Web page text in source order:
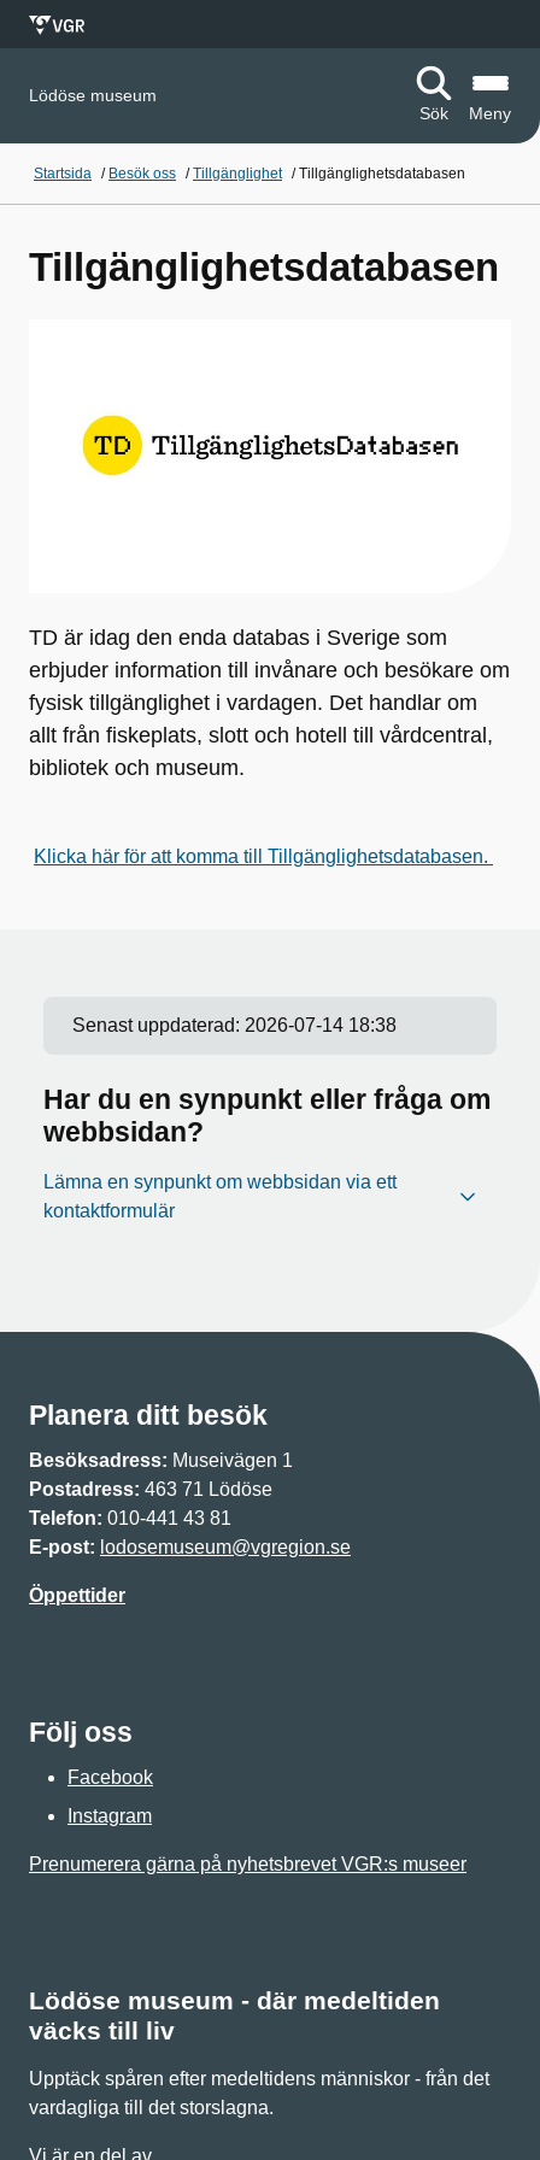
Lödöse museum
Sök
Meny
Startsida / Besök oss /Tillgänglighet /Tillgänglighetsdatabasen
Tillgänglighetsdatabasen
TD är idag den enda databas i Sverige som
erbjuder information till invånare och besökare om
fysisk tillgänglighet i vardagen. Det handlar om
allt från fiskeplats, slott och hotell till vårdcentral,
bibliotek och museum.
Klicka här för att komma till Tillgänglighetsdatabasen.
Senast uppdaterad: 2026-07-14 18:38
Har du en synpunkt eller fråga om
webbsidan?
Lämna en synpunkt om webbsidan via ett
kontaktformulär
Planera ditt besök
Besöksadress: Museivägen 1
Postadress: 463 71 Lödöse
Telefon: 010-441 43 81
E-post: lodosemuseum@vgregion.se
Öppettider
Följ oss
Facebook
Instagram
Prenumerera gärna på nyhetsbrevet VGR:s museer
Lödöse museum - där medeltiden
väcks till liv
Upptäck spåren efter medeltidens människor - från det
vardagliga till det storslagna.
Vi är en del av